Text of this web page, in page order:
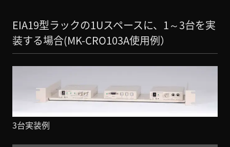
EIA19型ラックの1Uスペースに、1～3台を実
装する場合(MK-CRO103A使用例）
3台実装例